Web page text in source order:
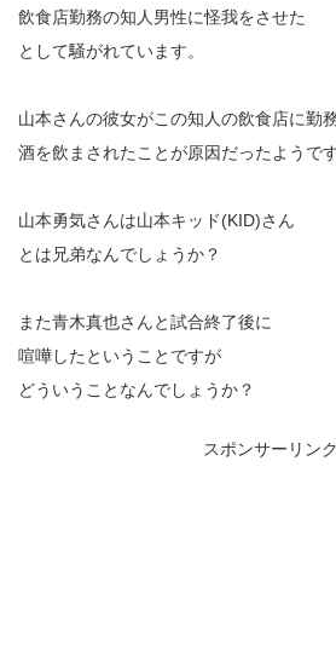
飲食店勤務の知人男性に怪我をさせた
として騒がれています。
山本さんの彼女がこの知人の飲食店に勤
酒を飲まされたことが原因だったようです
山本勇気さんは山本キッド(KID)さん
とは兄弟なんでしょうか？
また青木真也さんと試合終了後に
喧嘩したということですが
どういうことなんでしょうか？
スポンサーリンク